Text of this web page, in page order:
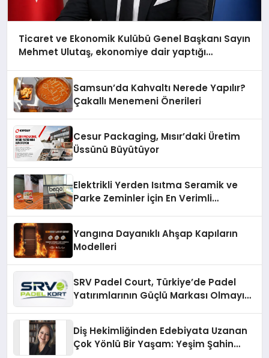
Ticaret ve Ekonomik Kulübü Genel Başkanı Sayın
Mehmet Ulutaş, ekonomiye dair yaptığı
Samsun’da Kahvaltı Nerede Yapılır?
Çakallı Menemeni Önerileri
Cesur Packaging, Mısır’daki Üretim
Üssünü Büyütüyor
Elektrikli Yerden Isıtma Seramik ve
Parke Zeminler İçin En Verimli
Yangına Dayanıklı Ahşap Kapıların
Modelleri
SRV Padel Court, Türkiye’de Padel
Yatırımlarının Güçlü Markası Olmayı
Diş Hekimliğinden Edebiyata Uzanan
Çok Yönlü Bir Yaşam: Yeşim Şahin